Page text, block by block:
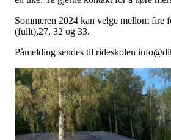
Sommeren 2024 kan velge mellom
(fullt),27, 32 og 33.
Påmelding sendes til rideskolen